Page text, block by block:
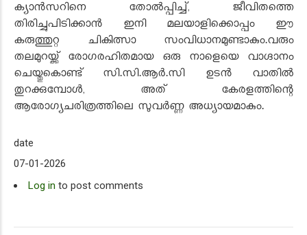
ക്യാൻസറിനെ തോൽപ്പിച്ച്, ജീവിതത്തെ
തിരിച്ചുപിടിക്കാൻ ഇനി മലയാളിക്കൊപ്പം ഈ
കരുത്തുറ്റ ചികിത്സാ സംവിധാനമുണ്ടാകും.വരും
തലമുറയ്ക്ക് രോഗരഹിതമായ ഒരു നാളെയെ വാഗ്ദാനം
ചെയ്തുകൊണ്ട് സി.സി.ആർ.സി ഉടൻ വാതിൽ
തുറക്കുമ്പോൾ, അത് കേരളത്തിന്റെ
ആരോഗ്യചരിത്രത്തിലെ സുവർണ്ണ അധ്യായമാകും.
date
07-01-2026
Log in to post comments